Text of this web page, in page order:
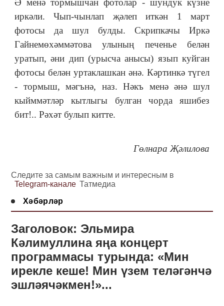
Ә менә тормышчан фотолар - шундук күзне
иркәли. Чып-чынлап җәлеп иткән 1 март
фотосы да шул булды. Скрипкачы Иркә
Гайнемөхәммәтова улының печенье белән
уратып, әни дип (урысча анысы) язып куйган
фотосы белән уртаклашкан әнә. Кәртинкә түгел
- тормыш, мәгънә, наз. Нәкъ менә әнә шул
кыйммәтләр кытлыгы булган чорда яшибез
бит!.. Рәхәт булып китте.
Гөлнара Җәлилова
Следите за самым важным и интересным в
Telegram-канале Татмедиа
Хәбәрләр
Заголовок: Эльмира
Кәлимуллина яңа концерт
программасы турында: «Мин
ирекле кеше! Мин үзем теләгәнчә
эшләячәкмен!»...